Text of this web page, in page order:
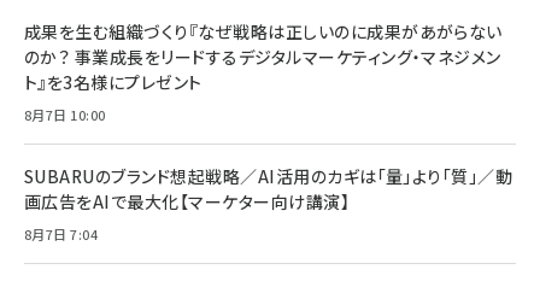
￥1,100
anan(アンアン)2026/07/08号 No.2502[2026
￥880
ママ投資家が育休中に１億貯めた株式投資
すい ガイド枠付き いPhone17 (6.3インチ) 対応
2枚セット DSP25F1698
￥1,599
￥6,980
全ワイヤレスイヤホン/アクティブノイズキャンセリ
￥5,000
Anker PowerLine III Flow USB-C & USB-C
Pro/Air 各種対応 (1.8m ミッドナイトブラック)
￥1,890
成果を生む組織づくり『なぜ戦略は正しいのに成果があがらない
のか？ 事業成長をリードするデジタルマーケティング・マネジメン
ト』を3名様にプレゼント
8月7日 10:00
SUBARUのブランド想起戦略／AI活用のカギは「量」より「質」／動
画広告をAIで最大化【マーケター向け講演】
8月7日 7:04